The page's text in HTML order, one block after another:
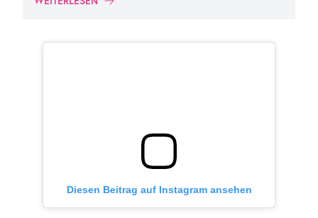
Diesen Beitrag auf Instagram ansehen